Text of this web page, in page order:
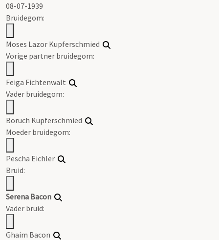
08-07-1939
Bruidegom:
Moses Lazor Kupferschmied
Vorige partner bruidegom:
Feiga Fichtenwalt
Vader bruidegom:
Boruch Kupferschmied
Moeder bruidegom:
Pescha Eichler
Bruid:
Serena Bacon
Vader bruid:
Ghaim Bacon